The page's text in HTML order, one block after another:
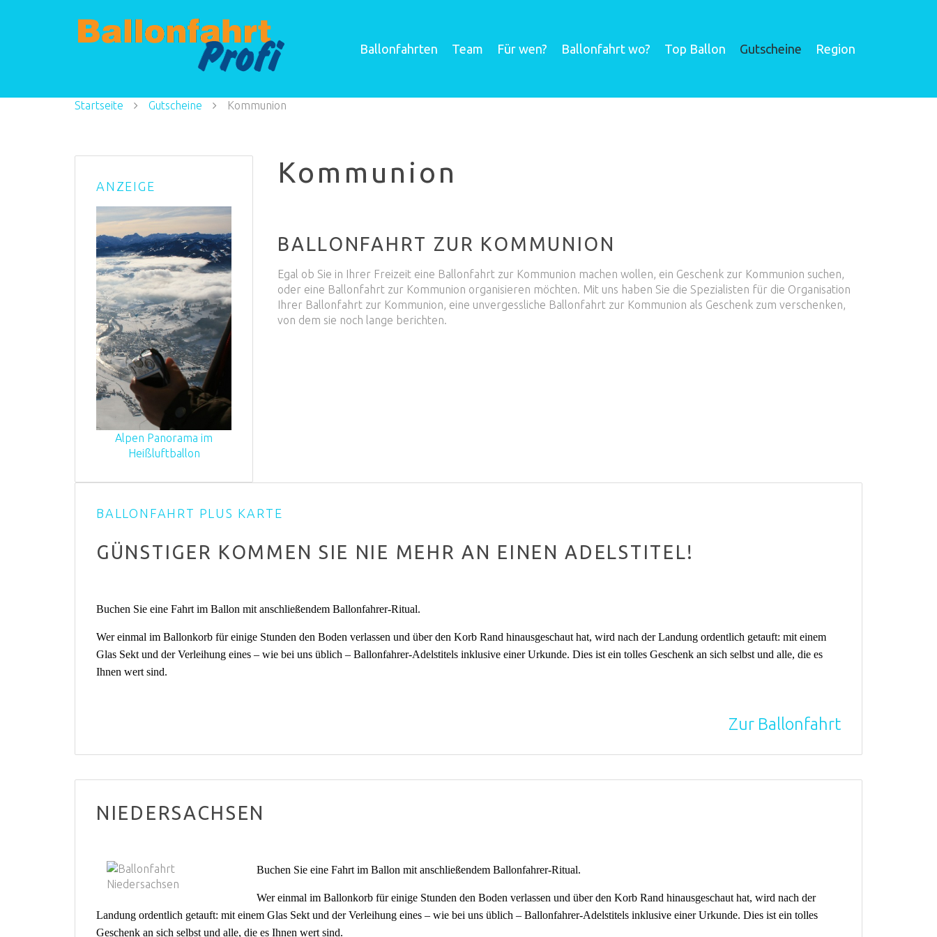
Ballonfahrten Team Für wen? Ballonfahrt wo? Top Ballon Gutscheine Region
Startseite Gutscheine Kommunion
Kommunion
BALLONFAHRT ZUR KOMMUNION
Egal ob Sie in Ihrer Freizeit eine Ballonfahrt zur Kommunion machen wollen, ein Geschenk zur Kommunion suchen,
oder eine Ballonfahrt zur Kommunion organisieren möchten. Mit uns haben Sie die Spezialisten für die Organisation
Ihrer Ballonfahrt zur Kommunion, eine unvergessliche Ballonfahrt zur Kommunion als Geschenk zum verschenken,
von dem sie noch lange berichten.
ANZEIGE
Alpen Panorama im
Heißluftballon
BALLONFAHRT PLUS KARTE
GÜNSTIGER KOMMEN SIE NIE MEHR AN EINEN ADELSTITEL!
Buchen Sie eine Fahrt im Ballon mit anschließendem Ballonfahrer-Ritual.
Wer einmal im Ballonkorb für einige Stunden den Boden verlassen und über den Korb Rand hinausgeschaut hat, wird nach der Landung ordentlich getauft: mit einem
Glas Sekt und der Verleihung eines – wie bei uns üblich – Ballonfahrer-Adelstitels inklusive einer Urkunde. Dies ist ein tolles Geschenk an sich selbst und alle, die es
Ihnen wert sind.
Zur Ballonfahrt
NIEDERSACHSEN
Buchen Sie eine Fahrt im Ballon mit anschließendem Ballonfahrer-Ritual.
Wer einmal im Ballonkorb für einige Stunden den Boden verlassen und über den Korb Rand hinausgeschaut hat, wird nach der
Landung ordentlich getauft: mit einem Glas Sekt und der Verleihung eines – wie bei uns üblich – Ballonfahrer-Adelstitels inklusive einer Urkunde. Dies ist ein tolles
Geschenk an sich selbst und alle, die es Ihnen wert sind.